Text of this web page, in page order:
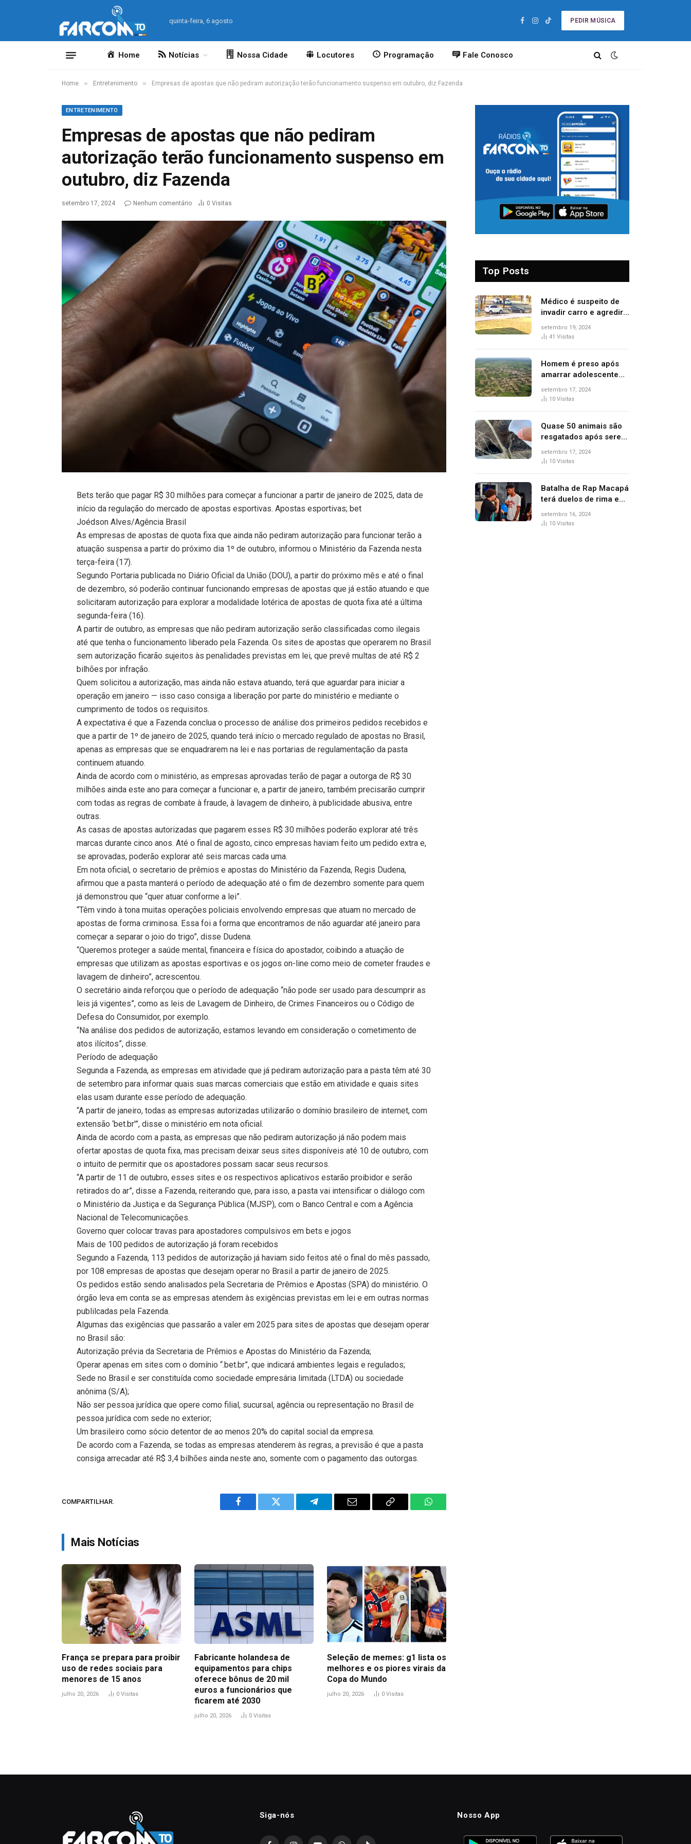
quinta-feira, 6 agosto
Facebook
Instagram
TikTok
PEDIR MÚSICA
Home Notícias Nossa Cidade Locutores Programação Fale Conosco
Home » Entretenimento » Empresas de apostas que não pediram autorização terão funcionamento suspenso em outubro, diz Fazenda
ENTRETENIMENTO
Empresas de apostas que não pediram
autorização terão funcionamento suspenso em
outubro, diz Fazenda
setembro 17, 2024 Nenhum comentário 0 Visitas
Bets terão que pagar R$ 30 milhões para começar a funcionar a partir de janeiro de 2025, data de
início da regulação do mercado de apostas esportivas. Apostas esportivas; bet
Joédson Alves/Agência Brasil
As empresas de apostas de quota fixa que ainda não pediram autorização para funcionar terão a
atuação suspensa a partir do próximo dia 1º de outubro, informou o Ministério da Fazenda nesta
terça-feira (17).
Segundo Portaria publicada no Diário Oficial da União (DOU), a partir do próximo mês e até o final
de dezembro, só poderão continuar funcionando empresas de apostas que já estão atuando e que
solicitaram autorização para explorar a modalidade lotérica de apostas de quota fixa até a última
segunda-feira (16).
A partir de outubro, as empresas que não pediram autorização serão classificadas como ilegais
até que tenha o funcionamento liberado pela Fazenda. Os sites de apostas que operarem no Brasil
sem autorização ficarão sujeitos às penalidades previstas em lei, que prevê multas de até R$ 2
bilhões por infração.
Quem solicitou a autorização, mas ainda não estava atuando, terá que aguardar para iniciar a
operação em janeiro — isso caso consiga a liberação por parte do ministério e mediante o
cumprimento de todos os requisitos.
A expectativa é que a Fazenda conclua o processo de análise dos primeiros pedidos recebidos e
que a partir de 1º de janeiro de 2025, quando terá início o mercado regulado de apostas no Brasil,
apenas as empresas que se enquadrarem na lei e nas portarias de regulamentação da pasta
continuem atuando.
Ainda de acordo com o ministério, as empresas aprovadas terão de pagar a outorga de R$ 30
milhões ainda este ano para começar a funcionar e, a partir de janeiro, também precisarão cumprir
com todas as regras de combate à fraude, à lavagem de dinheiro, à publicidade abusiva, entre
outras.
As casas de apostas autorizadas que pagarem esses R$ 30 milhões poderão explorar até três
marcas durante cinco anos. Até o final de agosto, cinco empresas haviam feito um pedido extra e,
se aprovadas, poderão explorar até seis marcas cada uma.
Em nota oficial, o secretario de prêmios e apostas do Ministério da Fazenda, Regis Dudena,
afirmou que a pasta manterá o período de adequação até o fim de dezembro somente para quem
já demonstrou que “quer atuar conforme a lei”.
“Têm vindo à tona muitas operações policiais envolvendo empresas que atuam no mercado de
apostas de forma criminosa. Essa foi a forma que encontramos de não aguardar até janeiro para
começar a separar o joio do trigo”, disse Dudena.
“Queremos proteger a saúde mental, financeira e física do apostador, coibindo a atuação de
empresas que utilizam as apostas esportivas e os jogos on-line como meio de cometer fraudes e
lavagem de dinheiro”, acrescentou.
O secretário ainda reforçou que o período de adequação “não pode ser usado para descumprir as
leis já vigentes”, como as leis de Lavagem de Dinheiro, de Crimes Financeiros ou o Código de
Defesa do Consumidor, por exemplo.
“Na análise dos pedidos de autorização, estamos levando em consideração o cometimento de
atos ilícitos”, disse.
Período de adequação
Segunda a Fazenda, as empresas em atividade que já pediram autorização para a pasta têm até 30
de setembro para informar quais suas marcas comerciais que estão em atividade e quais sites
elas usam durante esse período de adequação.
“A partir de janeiro, todas as empresas autorizadas utilizarão o domínio brasileiro de internet, com
extensão ‘bet.br'”, disse o ministério em nota oficial.
Ainda de acordo com a pasta, as empresas que não pediram autorização já não podem mais
ofertar apostas de quota fixa, mas precisam deixar seus sites disponíveis até 10 de outubro, com
o intuito de permitir que os apostadores possam sacar seus recursos.
“A partir de 11 de outubro, esses sites e os respectivos aplicativos estarão proibidor e serão
retirados do ar”, disse a Fazenda, reiterando que, para isso, a pasta vai intensificar o diálogo com
o Ministério da Justiça e da Segurança Pública (MJSP), com o Banco Central e com a Agência
Nacional de Telecomunicações.
Governo quer colocar travas para apostadores compulsivos em bets e jogos
Mais de 100 pedidos de autorização já foram recebidos
Segundo a Fazenda, 113 pedidos de autorização já haviam sido feitos até o final do mês passado,
por 108 empresas de apostas que desejam operar no Brasil a partir de janeiro de 2025.
Os pedidos estão sendo analisados pela Secretaria de Prêmios e Apostas (SPA) do ministério. O
órgão leva em conta se as empresas atendem às exigências previstas em lei e em outras normas
publilcadas pela Fazenda.
Algumas das exigências que passarão a valer em 2025 para sites de apostas que desejam operar
no Brasil são:
Autorização prévia da Secretaria de Prêmios e Apostas do Ministério da Fazenda;
Operar apenas em sites com o domínio “.bet.br”, que indicará ambientes legais e regulados;
Sede no Brasil e ser constituída como sociedade empresária limitada (LTDA) ou sociedade
anônima (S/A);
Não ser pessoa jurídica que opere como filial, sucursal, agência ou representação no Brasil de
pessoa jurídica com sede no exterior;
Um brasileiro como sócio detentor de ao menos 20% do capital social da empresa.
De acordo com a Fazenda, se todas as empresas atenderem às regras, a previsão é que a pasta
consiga arrecadar até R$ 3,4 bilhões ainda neste ano, somente com o pagamento das outorgas.
COMPARTILHAR.
Facebook Twitter Telegram Email
Copy
WhatsApp
Mais Notícias
França se prepara para proibir
uso de redes sociais para
menores de 15 anos
julho 20, 2026 0 Visitas
Fabricante holandesa de
equipamentos para chips
oferece bônus de 20 mil
euros a funcionários que
ficarem até 2030
julho 20, 2026 0 Visitas
Seleção de memes: g1 lista os
melhores e os piores virais da
Copa do Mundo
julho 20, 2026 0 Visitas
Top Posts
Médico é suspeito de
invadir carro e agredir
delegado aposentado
durante confusão no
setembro 19, 2024
41 Visitas
Homem é preso após
amarrar adolescente
suspeito de furto em
estaca de cerca e
setembro 17, 2024
10 Visitas
Quase 50 animais são
resgatados após serem
vítimas de incêndios
florestais no Tocantins
setembro 17, 2024
10 Visitas
Batalha de Rap Macapá
terá duelos de rima e
venda de comidas
típicas no Mercado
setembro 16, 2024
10 Visitas
Siga-nós Nosso App